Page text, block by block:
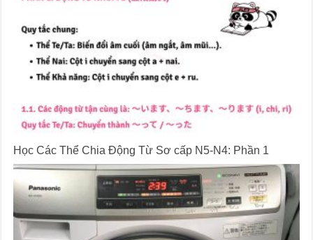
Học Các Thể Chia Động Từ Sơ cấp N5-N4: Phần 1